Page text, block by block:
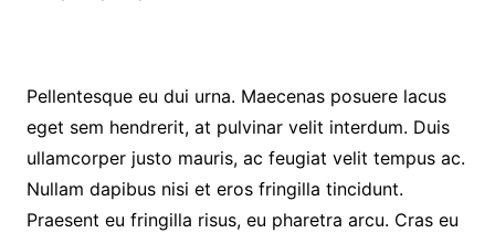
Pellentesque eu dui urna. Maecenas posuere lacus
eget sem hendrerit, at pulvinar velit interdum. Duis
ullamcorper justo mauris, ac feugiat velit tempus ac.
Nullam dapibus nisi et eros fringilla tincidunt.
Praesent eu fringilla risus, eu pharetra arcu. Cras eu